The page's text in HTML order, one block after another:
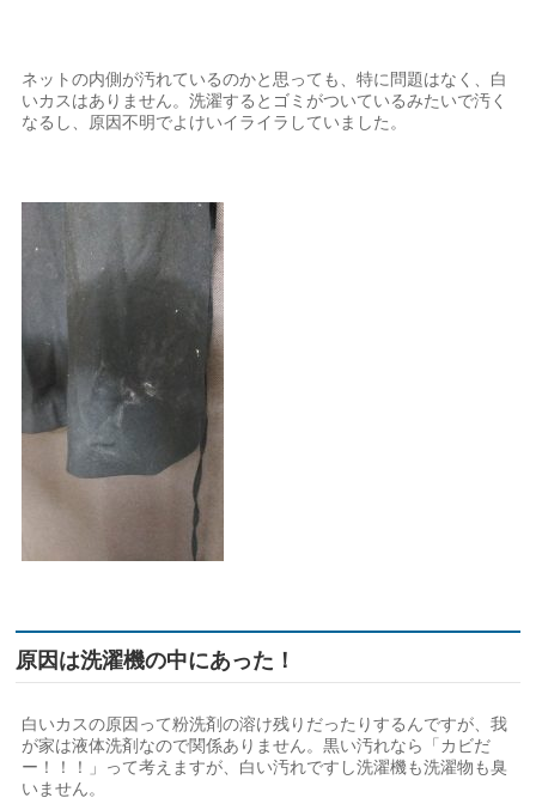
ネットの内側が汚れているのかと思っても、特に問題はなく、白
いカスはありません。洗濯するとゴミがついているみたいで汚く
なるし、原因不明でよけいイライラしていました。
原因は洗濯機の中にあった！
白いカスの原因って粉洗剤の溶け残りだったりするんですが、我
が家は液体洗剤なので関係ありません。黒い汚れなら「カビだ
ー！！！」って考えますが、白い汚れですし洗濯機も洗濯物も臭
いません。